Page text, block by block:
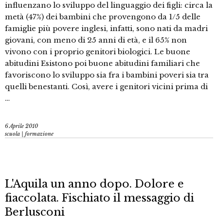
influenzano lo sviluppo del linguaggio dei figli: circa la
metà (47%) dei bambini che provengono da 1/5 delle
famiglie più povere inglesi, infatti, sono nati da madri
giovani, con meno di 25 anni di età, e il 65% non
vivono con i proprio genitori biologici. Le buone
abitudini Esistono poi buone abitudini familiari che
favoriscono lo sviluppo sia fra i bambini poveri sia tra
quelli benestanti. Così, avere i genitori vicini prima di
…
6 Aprile 2010
scuola | formazione
L'Aquila un anno dopo. Dolore e
fiaccolata. Fischiato il messaggio di
Berlusconi